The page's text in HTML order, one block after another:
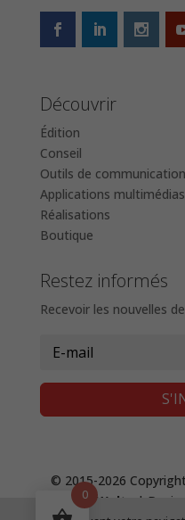
Découvrir
Édition
Conseil
Outils de communication
Applications multimédias
Réalisations
Boutique
Restez informés
Recevoir les nouvelles
© 2015-2026 Copyright
Fanny Waltz
|
0